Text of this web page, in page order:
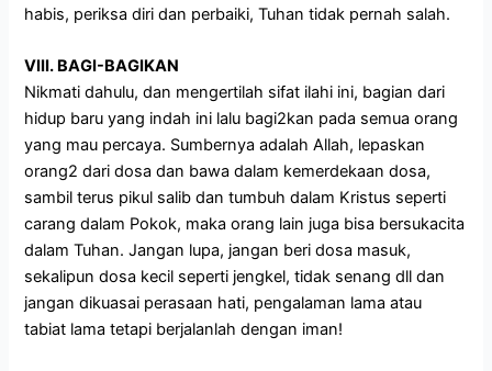
habis, periksa diri dan perbaiki, Tuhan tidak pernah salah.
VIII. BAGI-BAGIKAN
Nikmati dahulu, dan mengertilah sifat ilahi ini, bagian dari
hidup baru yang indah ini lalu bagi2kan pada semua orang
yang mau percaya. Sumbernya adalah Allah, lepaskan
orang2 dari dosa dan bawa dalam kemerdekaan dosa,
sambil terus pikul salib dan tumbuh dalam Kristus seperti
carang dalam Pokok, maka orang lain juga bisa bersukacita
dalam Tuhan. Jangan lupa, jangan beri dosa masuk,
sekalipun dosa kecil seperti jengkel, tidak senang dll dan
jangan dikuasai perasaan hati, pengalaman lama atau
tabiat lama tetapi berjalanlah dengan iman!